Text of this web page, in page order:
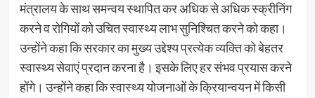
मंत्रालय के साथ समन्वय स्थापित कर अधिक से अधिक स्क्रीनिंग
करने व रोगियों को उचित स्वास्थ्य लाभ सुनिश्चित करने को कहा।
उन्होंने कहा कि सरकार का मुख्य उद्देश्य प्रत्येक व्यक्ति को बेहतर
स्वास्थ्य सेवाएं प्रदान करना है। इसके लिए हर संभव प्रयास करने
होंगे। उन्होंने कहा कि स्वास्थ्य योजनाओं के क्रियान्वयन में किसी